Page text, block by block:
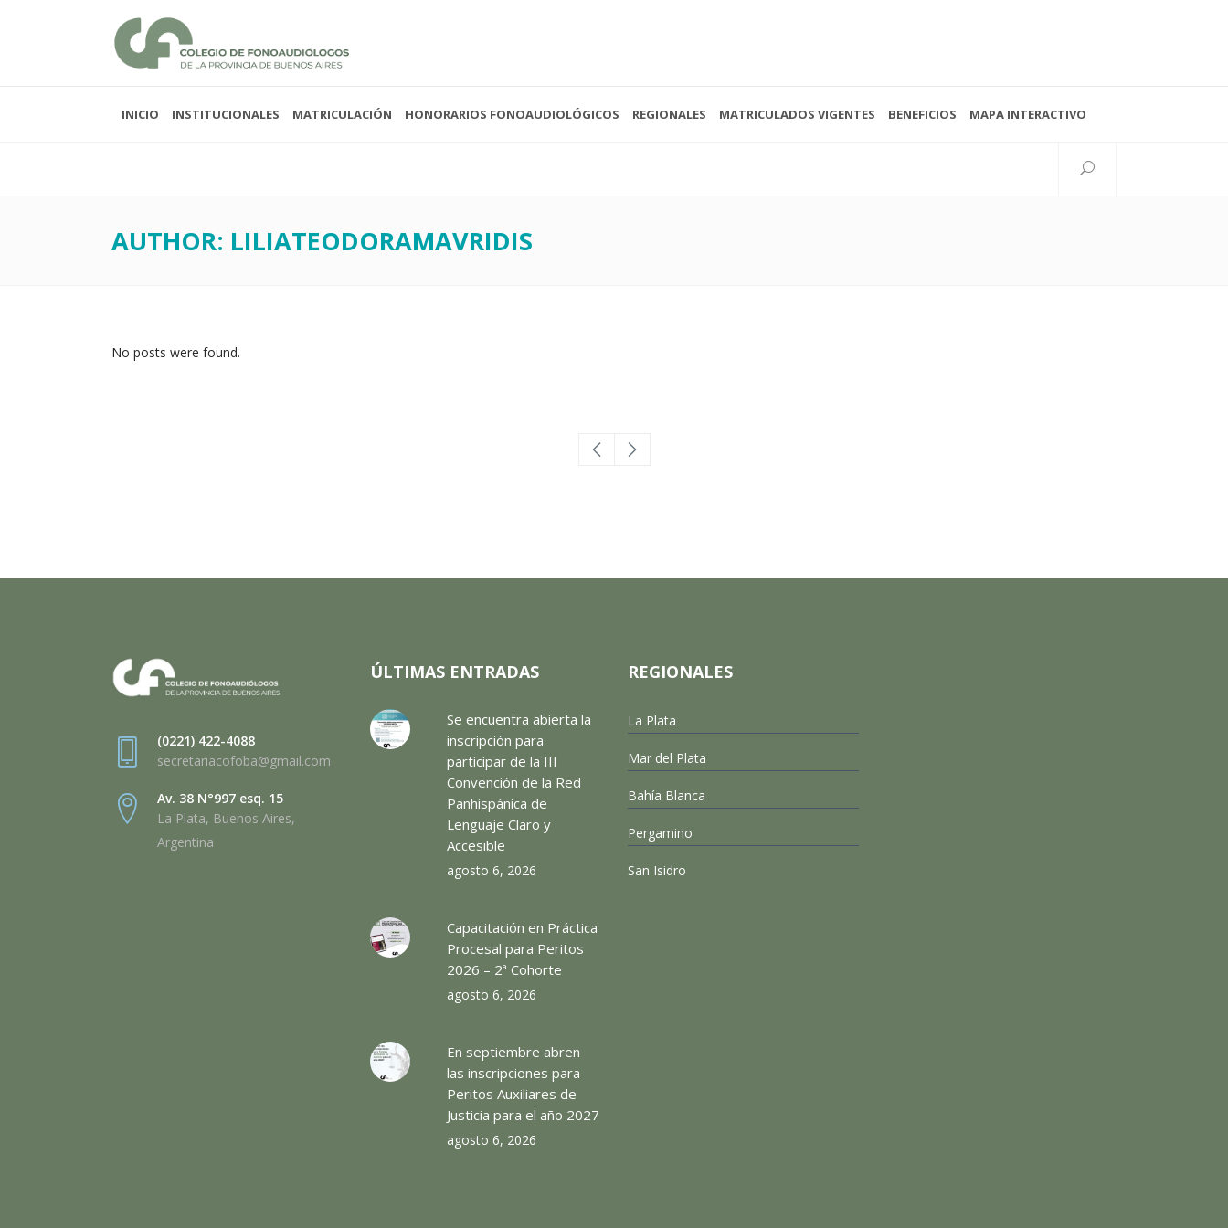
Lunes a viernes 08:00 - 13:00
(0221) 422-4088
Av. 38 N°997 esq. 15
Seguinos
INICIO INSTITUCIONALES MATRICULACIÓN HONORARIOS FONOAUDIOLÓGICOS REGIONALES MATRICULADOS VIGENTES BENEFICIOS MAPA INTERACTIVO
AUTHOR: LILIATEODORAMAVRIDIS
No posts were found.
(0221) 422-4088
secretariacofoba@gmail.com
Av. 38 N°997 esq. 15
La Plata, Buenos Aires,
Argentina
ÚLTIMAS ENTRADAS
Se encuentra abierta la
inscripción para
participar de la III
Convención de la Red
Panhispánica de
Lenguaje Claro y
Accesible
agosto 6, 2026
Capacitación en Práctica
Procesal para Peritos
2026 – 2ª Cohorte
agosto 6, 2026
En septiembre abren
las inscripciones para
Peritos Auxiliares de
Justicia para el año 2027
agosto 6, 2026
REGIONALES
La Plata
Mar del Plata
Bahía Blanca
Pergamino
San Isidro